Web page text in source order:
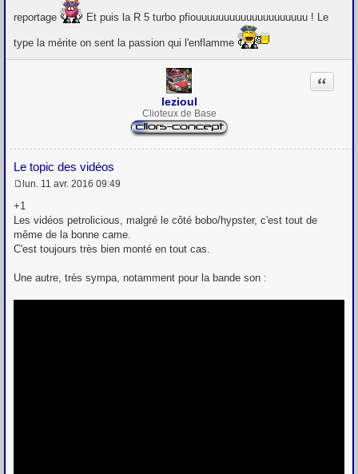
a
e
reportage Et puis la R 5 turbo pfiouuuuuuuuuuuuuuuuuuuu ! Le
type la mérite on sent la passion qui l'enflamme
lezioul
Clioteux de Base
Le topic des vidéos
Citation
e
s
a
g
lun. 11 avr. 2016 09:49
+1
Les vidéos petrolicious, malgré le côté bobo/hypster, c'est tout de
même de la bonne came.
C'est toujours très bien monté en tout cas.
Une autre, très sympa, notamment pour la bande son :